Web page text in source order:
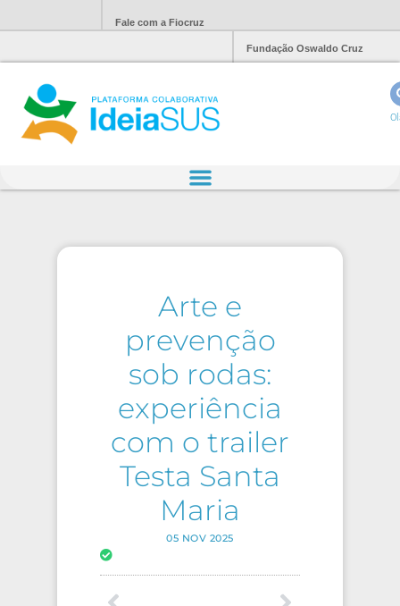
Fale com a Fiocruz
Fundação Oswaldo Cruz
Arte e
prevenção
sob rodas:
experiência
com o trailer
Testa Santa
Maria
05 NOV 2025